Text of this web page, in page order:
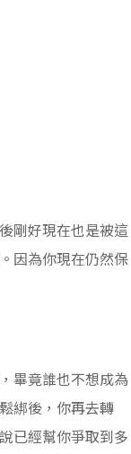
剛好現在也是被這
因為你現在仍然保
畢竟誰也不想成為
綁後，你再去轉
已經幫你爭取到多